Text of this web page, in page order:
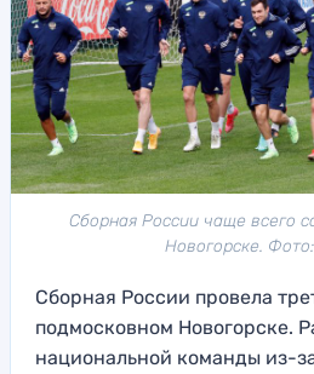
Сборная России чаще всего
Новогорске.
Сборная России провела
подмосковном Новогорске.
национальной команды из-